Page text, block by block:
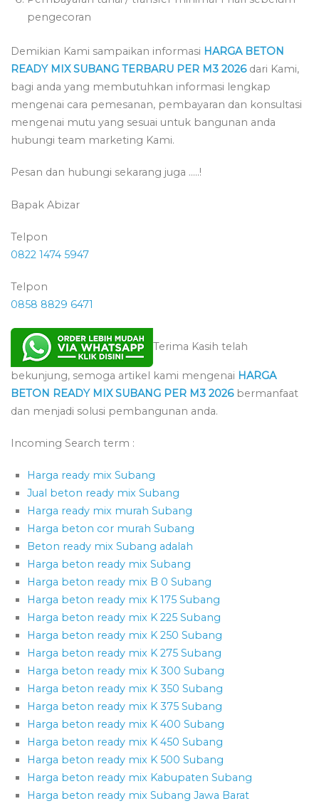
pengecoran
Demikian Kami sampaikan informasi HARGA BETON
READY MIX SUBANG TERBARU PER M3 2026dari Kami,
bagi anda yang membutuhkan informasi lengkap
mengenai cara pemesanan, pembayaran dan konsultasi
mengenai mutu yang sesuai untuk bangunan anda
hubungi team marketing Kami.
Pesan dan hubungi sekarang juga …..!
Bapak Abizar
Telpon
0822 1474 5947
Telpon
0858 8829 6471
Terima Kasih telah
bekunjung, semoga artikel kami mengenai HARGA
BETON READY MIX SUBANG PER M3 2026bermanfaat
dan menjadi solusi pembangunan anda.
Incoming Search term :
Harga ready mix Subang
Jual beton ready mix Subang
Harga ready mix murah Subang
Harga beton cor murah Subang
Beton ready mix Subang adalah
Harga beton ready mix Subang
Harga beton ready mix B 0 Subang
Harga beton ready mix K 175 Subang
Harga beton ready mix K 225 Subang
Harga beton ready mix K 250 Subang
Harga beton ready mix K 275 Subang
Harga beton ready mix K 300 Subang
Harga beton ready mix K 350 Subang
Harga beton ready mix K 375 Subang
Harga beton ready mix K 400 Subang
Harga beton ready mix K 450 Subang
Harga beton ready mix K 500 Subang
Harga beton ready mix Kabupaten Subang
Harga beton ready mix Subang Jawa Barat